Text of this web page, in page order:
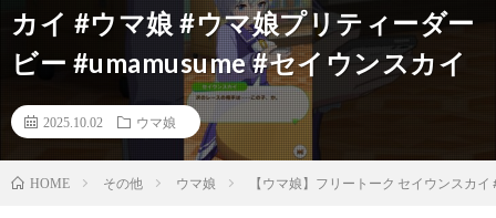
カイ #ウマ娘 #ウマ娘プリティーダー
ビー #umamusume #セイウンスカイ
2025.10.02 ウマ娘
HOME その他 ウマ娘 【ウマ娘】フリートーク セイウンスカ